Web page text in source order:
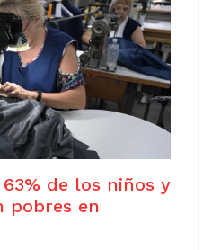
de los niños y
pobres en